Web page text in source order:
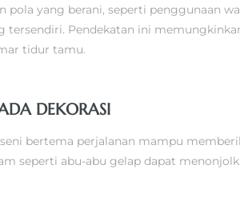
pola yang berani, seperti penggunaan
tersendiri. Pendekatan ini
tidur tamu.
DEKORASI
bertema perjalanan mampu
seperti abu-abu gelap dapat